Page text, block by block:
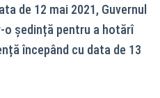
de 12 mai 2021, Guvernul
o ședință pentru a hotărî
începând cu data de 13